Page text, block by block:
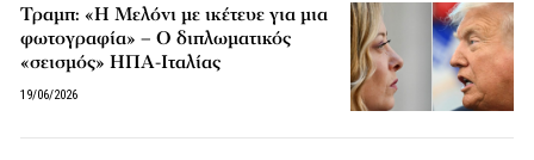
Τραμπ: «Η Μελόνι με ικέτευε για μια
φωτογραφία» – Ο διπλωματικός
«σεισμός» ΗΠΑ-Ιταλίας
19/06/2026